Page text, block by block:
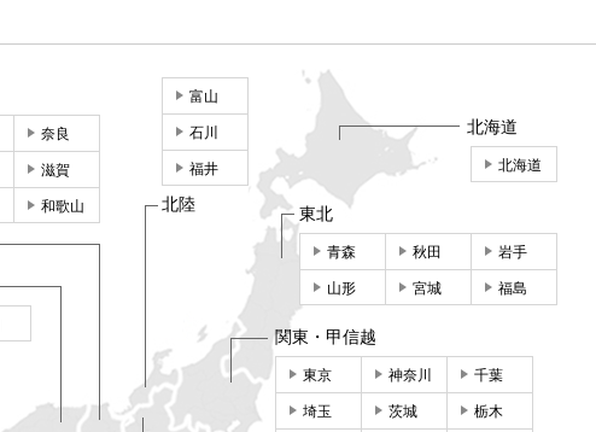
北海道
北海道
東北
青森 秋田 岩手
山形 宮城 福島
関東・甲信越
東京 神奈川 千葉
埼玉 茨城 栃木
富山
石川
福井
北陸
奈良
滋賀
和歌山